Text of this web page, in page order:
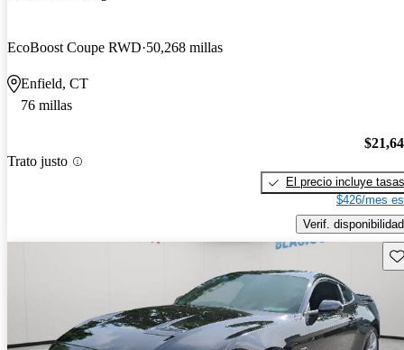
EcoBoost Coupe RWD 50,268 millas
Enfield, CT
76 millas
Trato justo
El precio incluye tasas
$426/mes
Verif. disponibilidad